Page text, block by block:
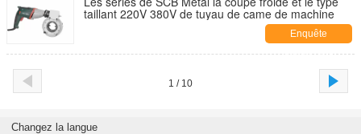
taillant 220V 380V de tuyau de came de machine
Enquête
maintenant
1 / 10
Changez la langue